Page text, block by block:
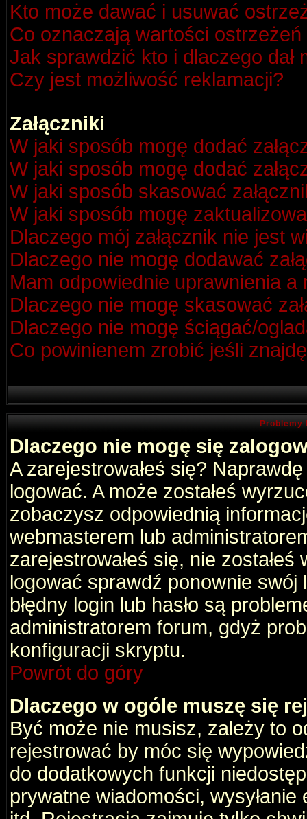
Kto może dawać i usuwać
Co oznaczają wartości
Jak sprawdzić kto i dlaczego dał
Czy jest możliwość reklamacji?
Załączniki
W jaki sposób mogę dodać
W jaki sposób mogę dodać
W jaki sposób skasować
W jaki sposób mogę
Dlaczego mój załącznik nie jest
Dlaczego nie mogę dodawać
Mam odpowiednie uprawnienia a
Dlaczego nie mogę skasować
Dlaczego nie mogę ściągać/
Co powinienem zrobić jeśli
Problemy
Dlaczego nie mogę się
A zarejestrowałeś się?
logować. A może zostałeś
zobaczysz odpowiednią
webmasterem lub
zarejestrowałeś się, nie
logować sprawdź ponownie swój
błędny login lub hasło są
administratorem forum, gdyż
konfiguracji skryptu.
Powrót do góry
Dlaczego w ogóle muszę się
Być może nie musisz, zależy to
rejestrować by móc się
do dodatkowych funkcji
prywatne wiadomości,